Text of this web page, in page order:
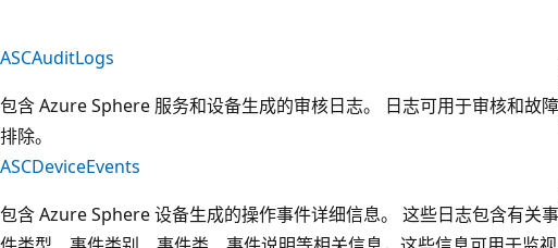
ASCAuditLogs
包含 Azure Sphere 服务和设备生成的审核日志。 日志可用于审核和故障
排除。
ASCDeviceEvents
包含 Azure Sphere 设备生成的操作事件详细信息。 这些日志包含有关事